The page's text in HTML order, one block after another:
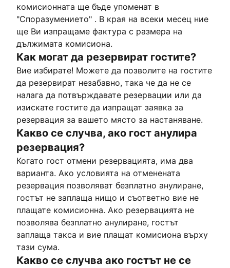
комисионната ще бъде упоменат в
"Споразумението" . В края на всеки месец ние
ще Ви изпращаме фактура с размера на
дължимата комисиона.
Как могат да резервират гостите?
Вие избирате! Можете да позволите на гостите
да резервират незабавно, така че да не се
налага да потвърждавате резервации или да
изискате гостите да изпращат заявка за
резервация за вашето място за настаняване.
Какво се случва, ако гост анулира
резервация?
Когато гост отмени резервацията, има два
варианта. Ако условията на отменената
резервация позволяват безплатно анулиране,
гостът не заплаща нищо и съответно вие не
плащате комисионна. Ако резервацията не
позволява безплатно анулиране, гостът
заплаща такса и вие плащат комисиона върху
тази сума.
Какво се случва ако гостът не се